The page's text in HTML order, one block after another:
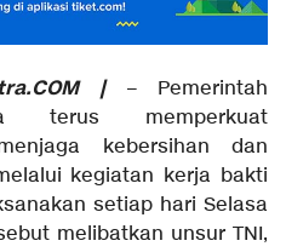
|– Pemerintah
terus memperkuat
kebersihan dan
kegiatan kerja bakti
setiap hari Selasa
melibatkan unsur TNI,